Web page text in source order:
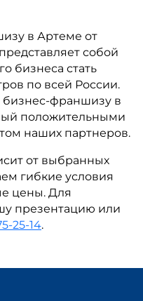
в Артеме от
собой
бизнеса стать
по всей России.
бизнес-франшизу в
положительными
наших партнеров.
от выбранных
гибкие условия
цены. Для
презентацию или
25-14.